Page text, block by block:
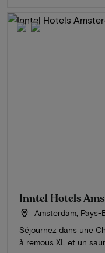
Inntel Hotels
Amsterdam, Pays-
Séjournez dans une
à remous XL et un